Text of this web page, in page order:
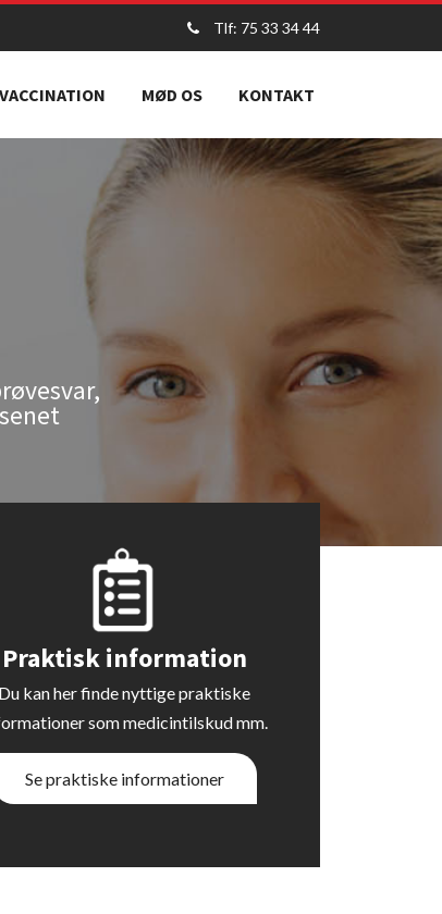
Tlf: 75 33 34 44
VACCINATION MØD OS KONTAKT
Praktisk information
Du kan her finde nyttige praktiske
som medicintilskud mm.
Se praktiske informationer